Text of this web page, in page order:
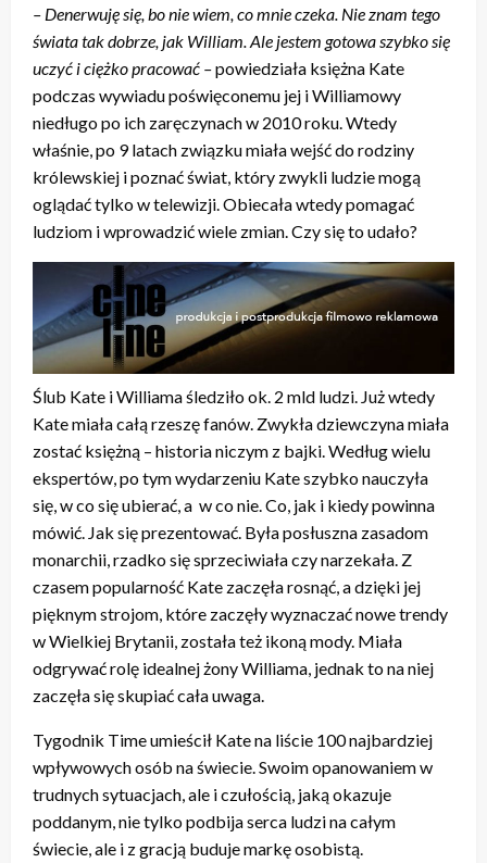
– Denerwuję się, bo nie wiem, co mnie czeka. Nie znam tego
świata tak dobrze, jak William. Ale jestem gotowa szybko się
uczyć i ciężko pracować –powiedziała księżna Kate
podczas wywiadu poświęconemu jej i Williamowy
niedługo po ich zaręczynach w 2010 roku. Wtedy
właśnie, po 9 latach związku miała wejść do rodziny
królewskiej i poznać świat, który zwykli ludzie mogą
oglądać tylko w telewizji. Obiecała wtedy pomagać
ludziom i wprowadzić wiele zmian. Czy się to udało?
Ślub Kate i Williama śledziło ok. 2 mld ludzi. Już wtedy
Kate miała całą rzeszę fanów. Zwykła dziewczyna miała
zostać księżną – historia niczym z bajki. Według wielu
ekspertów, po tym wydarzeniu Kate szybko nauczyła
się, w co się ubierać, a w co nie. Co, jak i kiedy powinna
mówić. Jak się prezentować. Była posłuszna zasadom
monarchii, rzadko się sprzeciwiała czy narzekała. Z
czasem popularność Kate zaczęła rosnąć, a dzięki jej
pięknym strojom, które zaczęły wyznaczać nowe trendy
w Wielkiej Brytanii, została też ikoną mody. Miała
odgrywać rolę idealnej żony Williama, jednak to na niej
zaczęła się skupiać cała uwaga.
Tygodnik Time umieścił Kate na liście 100 najbardziej
wpływowych osób na świecie. Swoim opanowaniem w
trudnych sytuacjach, ale i czułością, jaką okazuje
poddanym, nie tylko podbija serca ludzi na całym
świecie, ale i z gracją buduje markę osobistą.